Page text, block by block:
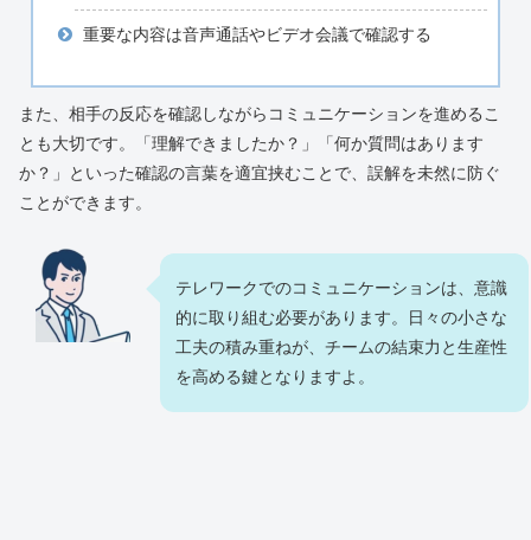
重要な内容は音声通話やビデオ会議で確認する
また、相手の反応を確認しながらコミュニケーションを進めるこ
とも大切です。「理解できましたか？」「何か質問はあります
か？」といった確認の言葉を適宜挟むことで、誤解を未然に防ぐ
ことができます。
テレワークでのコミュニケーションは、意識
的に取り組む必要があります。日々の小さな
工夫の積み重ねが、チームの結束力と生産性
を高める鍵となりますよ。